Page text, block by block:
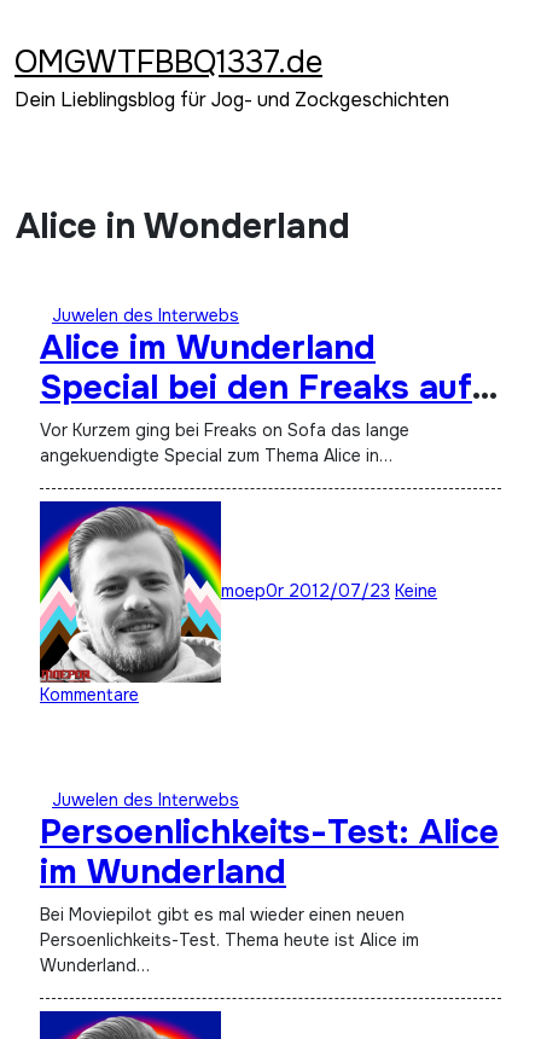
springen
OMGWTFBBQ1337.de
Dein Lieblingsblog für Jog- und Zockgeschichten
Alice in Wonderland
Juwelen des Interwebs
Alice im Wunderland
Special bei den Freaks auf
dem Sofa
Vor Kurzem ging bei Freaks on Sofa das lange
angekuendigte Special zum Thema Alice in…
moep0r 2012/07/23 Keine
Kommentare
Juwelen des Interwebs
Persoenlichkeits-Test: Alice
im Wunderland
Bei Moviepilot gibt es mal wieder einen neuen
Persoenlichkeits-Test. Thema heute ist Alice im
Wunderland…